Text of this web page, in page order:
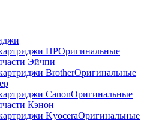
HPОригинальные
Эйчпи
BrotherОригинальные
CanonОригинальные
Кэнон
KyoceraОригинальные